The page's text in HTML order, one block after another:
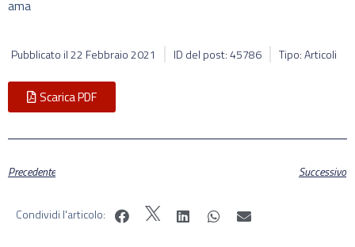
ama
Pubblicato il22 Febbraio 2021 ID del post: 45786 Tipo: Articoli
Scarica PDF
Precedente Successivo
Condividi l'articolo: